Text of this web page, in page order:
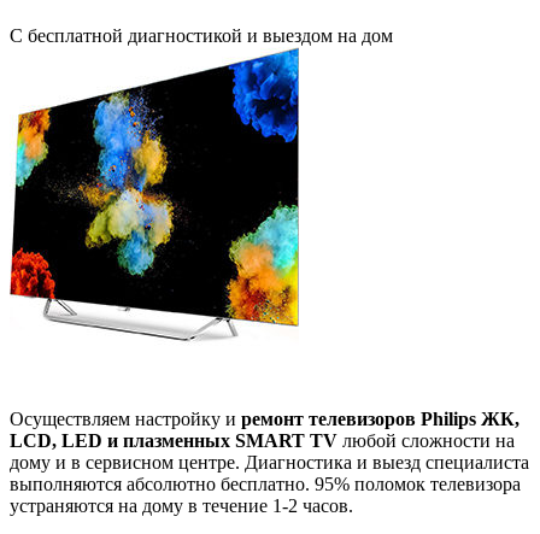
С бесплатной диагностикой и выездом на дом
Осуществляем настройку и ремонт телевизоров Philips ЖК,
LCD, LED и плазменных SMART TV любой сложности на
дому и в сервисном центре. Диагностика и выезд специалиста
выполняются абсолютно бесплатно. 95% поломок телевизора
устраняются на дому в течение 1-2 часов.